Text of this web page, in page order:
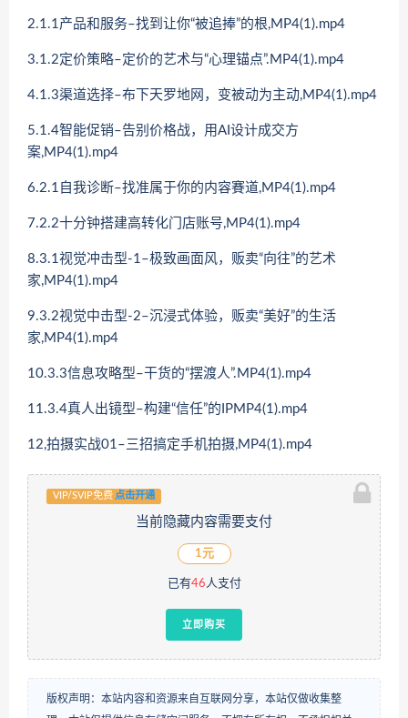
2.1.1产品和服务–找到让你“被追捧”的根,MP4(1).mp4
3.1.2定价策略–定价的艺术与“心理锚点”.MP4(1).mp4
4.1.3渠道选择–布下天罗地网，变被动为主动,MP4(1).mp4
5.1.4智能促销–告别价格战，用AI设计成交方
案,MP4(1).mp4
6.2.1自我诊断–找准属于你的内容賽道,MP4(1).mp4
7.2.2十分钟搭建高转化门店账号,MP4(1).mp4
8.3.1视觉冲击型-1–极致画面风，贩卖“向往”的艺术
家,MP4(1).mp4
9.3.2视觉中击型-2–沉浸式体验，贩卖“美好”的生活
家,MP4(1).mp4
10.3.3信息攻略型–干货的“摆渡人”.MP4(1).mp4
11.3.4真人出镜型–构建“信任”的IPMP4(1).mp4
12,拍摄实战01–三招搞定手机拍摄,MP4(1).mp4
VIP/SVIP免费 点击开通
当前隐藏内容需要支付
1元
已有46人支付
立即购买
版权声明：本站内容和资源来自互联网分享，本站仅做收集整